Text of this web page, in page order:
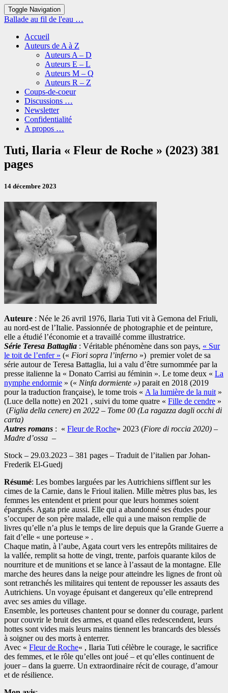
Toggle Navigation
Ballade au fil de l'eau …
Accueil
Auteurs de A à Z
Auteurs A – D
Auteurs E – L
Auteurs M – Q
Auteurs R – Z
Coups-de-coeur
Discussions …
Newsletter
Confidentialité
A propos …
Tuti,
Ilaria
« Fleur
Roche »
381
pages
Tuti, Ilaria « Fleur de Roche » (2023) 381
pages
14 décembre 2023
Auteure : Née le 26 avril 1976, Ilaria Tuti vit à Gemona del Friuli,
au nord-est de l’Italie. Passionnée de photographie et de peinture,
elle a étudié l’économie et a travaillé comme illustratrice.
Série Teresa Battaglia : Véritable phénomène dans son pays, « Sur
le toit de l’enfer » (« Fiori sopra l’inferno ») premier volet de sa
série autour de Teresa Battaglia, lui a valu d’être surnommée par la
presse italienne la « Donato Carrisi au féminin ». Le tome deux « La
nymphe endormie » (« Ninfa dormiente ») parait en 2018 (2019
pour la traduction française), le tome trois « A la lumière de la nuit »
(Luce della notte) en 2021 , suivi du tome quatre « Fille de cendre »
(Figlia della cenere) en 2022 – Tome 00 (La ragazza dagli occhi di
carta)
Autres romans : « Fleur de Roche» 2023 (Fiore di roccia 2020) –
Madre d’ossa –
Stock – 29.03.2023 – 381 pages – Traduit de l’italien par Johan-
Frederik El-Guedj
Résumé: Les bombes larguées par les Autrichiens sifflent sur les
cimes de la Carnie, dans le Frioul italien. Mille mètres plus bas, les
femmes les entendent et prient pour que leurs hommes soient
épargnés. Agata prie aussi. Elle qui a abandonné ses études pour
s’occuper de son père malade, elle qui a une maison remplie de
livres qu’elle n’a plus le temps de lire depuis que la Grande Guerre a
fait d’elle « une porteuse » .
Chaque matin, à l’aube, Agata court vers les entrepôts militaires de
la vallée, remplit sa hotte de vingt, trente, parfois quarante kilos de
nourriture et de munitions et se lance à l’assaut de la montagne. Elle
marche des heures dans la neige pour atteindre les lignes de front où
sont retranchés les militaires qui tentent de repousser les assauts des
Autrichiens. Un voyage épuisant et dangereux qu’elle entreprend
avec ses amies du village.
Ensemble, les porteuses chantent pour se donner du courage, parlent
pour couvrir le bruit des armes, et quand elles redescendent, leurs
hottes sont vides mais leurs mains tiennent les brancards des blessés
à soigner ou des morts à enterrer.
Avec « Fleur de Roche« , Ilaria Tuti célèbre le courage, le sacrifice
des femmes, et le rôle qu’elles ont joué – et qu’elles continuent de
jouer – dans la guerre. Un extraordinaire récit de courage, d’amour
et de résilience.